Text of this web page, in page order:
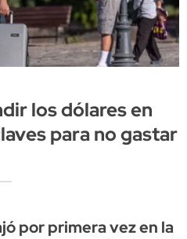
los dólares en
para no gastar
por primera vez en la